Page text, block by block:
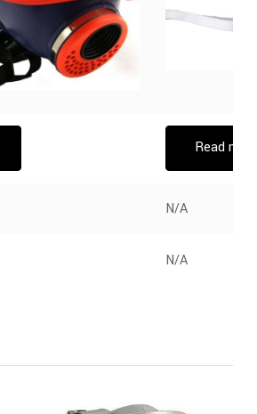
Read
N/A
N/A